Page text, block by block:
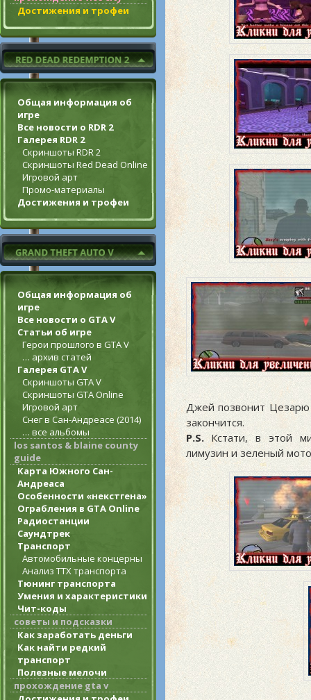
Достижения и трофеи
Общая информация об
игре
Все новости о RDR 2
Галерея RDR 2
Скриншоты RDR 2
Скриншоты Red Dead Online
Игровой арт
Промо-материалы
Достижения и трофеи
Общая информация об
игре
Все новости о GTA V
Статьи об игре
Герои прошлого в GTA V
… архив статей
Галерея GTA V
Скриншоты GTA V
Скриншоты GTA Online
Игровой арт
Снег в Сан-Андреасе (2014)
… все альбомы
los santos & blaine county
guide
Карта Южного Сан-
Андреаса
Особенности «некстгена»
Ограбления в GTA Online
Радиостанции
Саундтрек
Транспорт
Автомобильные концерны
Анализ ТТХ транспорта
Тюнинг транспорта
Умения и характеристики
Чит-коды
советы и подсказки
Как заработать деньги
Как найти редкий
транспорт
Полезные мелочи
прохождение gta v
Джей позвонит Цезарю
закончится.
P.S.Кстати, в этой
лимузин и зеленый